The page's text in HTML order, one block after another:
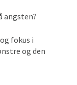
angsten?
fokus i
og den